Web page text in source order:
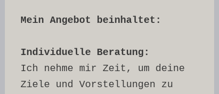
Mein Angebot beinhaltet:
Individuelle Beratung:
Ich nehme mir Zeit, um deine
Ziele und Vorstellungen zu